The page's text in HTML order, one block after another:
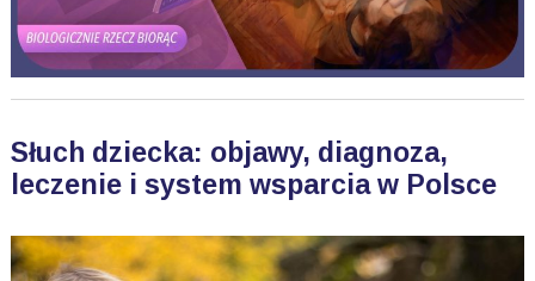
Słuch dziecka: objawy, diagnoza,
leczenie i system wsparcia w Polsce